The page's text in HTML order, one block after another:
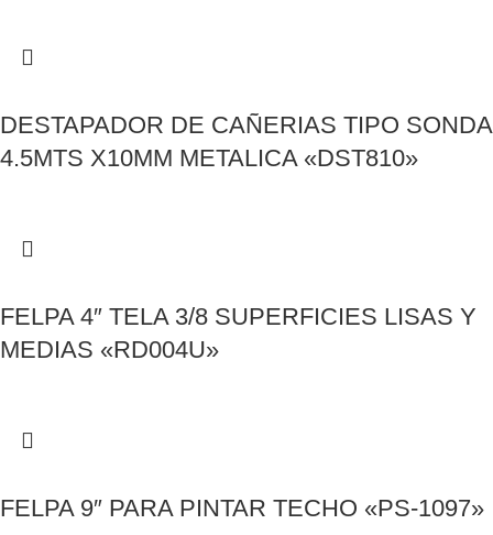
DESTAPADOR DE CAÑERIAS TIPO SONDA
4.5MTS X10MM METALICA «DST810»
FELPA 4″ TELA 3/8 SUPERFICIES LISAS Y
MEDIAS «RD004U»
FELPA 9″ PARA PINTAR TECHO «PS-1097»